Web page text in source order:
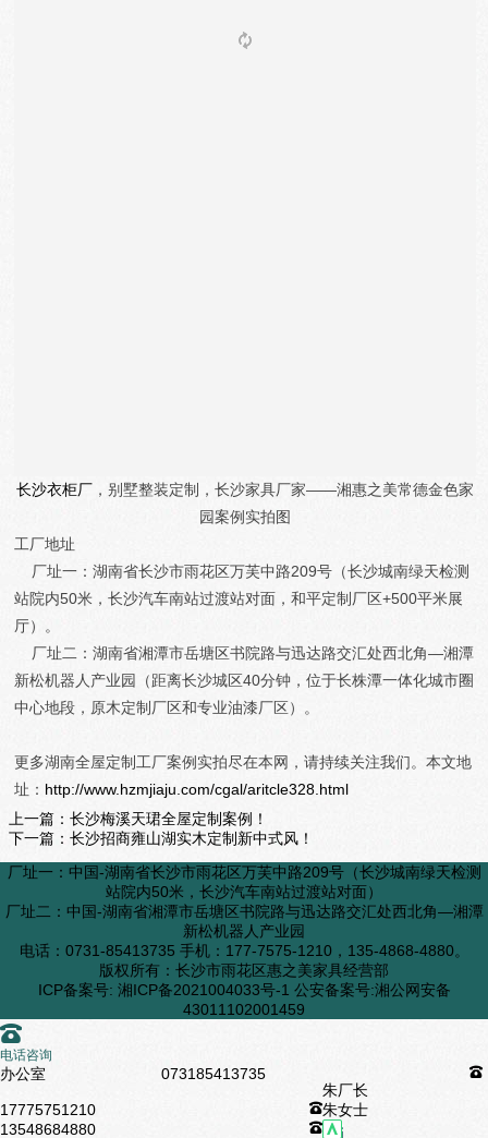
长沙衣柜厂 ，别墅整装定制，长沙家具厂家——湘惠之美常德金色家
园案例实拍图
工厂地址
厂址一：湖南省长沙市雨花区万芙中路209号（长沙城南绿天检测
站院内50米，长沙汽车南站过渡站对面，和平定制厂区+500平米展
厅）。
厂址二：湖南省湘潭市岳塘区书院路与迅达路交汇处西北角—湘潭
新松机器人产业园（距离长沙城区40分钟，位于长株潭一体化城市圈
中心地段，原木定制厂区和专业油漆厂区）。
更多湖南全屋定制工厂案例实拍尽在本网，请持续关注我们。本文地
址： http://www.hzmjiaju.com/cgal/aritcle328.html
上一篇： 长沙梅溪天珺全屋定制案例！
下一篇： 长沙招商雍山湖实木定制新中式风！
厂址一：中国-湖南省长沙市雨花区万芙中路209号（长沙城南绿天检测
站院内50米，长沙汽车南站过渡站对面）
厂址二：中国-湖南省湘潭市岳塘区书院路与迅达路交汇处西北角—湘潭
新松机器人产业园
电话：0731-85413735 手机：177-7575-1210，135-4868-4880。
版权所有：长沙市雨花区惠之美家具经营部
ICP备案号: 湘ICP备2021004033号-1 公安备案号:湘公网安备
43011102001459
󰇯
电话咨询
办公室 073185413735 󰇯
朱厂长
17775751210
󰇯朱女士
13548684880
󰇯